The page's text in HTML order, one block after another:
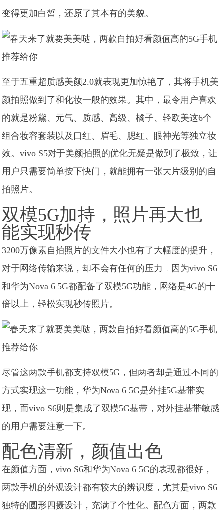
变得更加白皙，还原了其本有的美貌。
至于五重超质感美颜2.0就表现更加惊艳了，其将手机美
颜拍照做到了和化妆一般的效果。其中，最令用户喜欢
的就是粉黛、元气、质感、高级、橘子、轻欧美这6个
组合妆容套装以及口红、眉毛、腮红、眼神光等独立妆
效。vivo S5对于美颜拍照的优化无疑是做到了极致，让
用户只需要简单按下快门，就能拥有一张大片级别的自
拍照片。
双模5G加持，照片再大也
能实现秒传
3200万像素自拍照片的文件大小也有了大幅度的提升，
对于网络传输来说，却不会有任何的压力，因为vivo S6
和华为Nova 6 5G都配备了双模5G功能，网络是4G的十
倍以上，轻松实现秒传照片。
尽管这两款手机都支持双模5G，但两者却是通过不同的
方式实现这一功能，华为Nova 6 5G是外挂5G基带实
现，而vivo S6则是集成了双模5G基带，对外挂基带敏感
的用户需要注意一下。
配色清新，颜值出色
在颜值方面，vivo S6和华为Nova 6 5G的表现都很好，
两款手机的外观设计都有较大的辨识度，尤其是vivo S6
独特的圆形四摄设计，充满了个性化。配色方面，两款